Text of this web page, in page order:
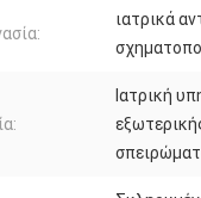
ιατρικά
Ιατρική